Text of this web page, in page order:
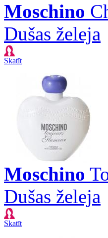
Moschino
Dušas želeja
Skatīt
Moschino
Dušas želeja
Skatīt